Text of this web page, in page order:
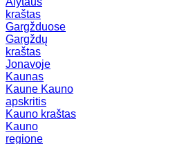
kraštas
Gargžduose
Gargždų
kraštas
Jonavoje
Kaunas
Kaune Kauno
apskritis
Kauno kraštas
Kauno
regione